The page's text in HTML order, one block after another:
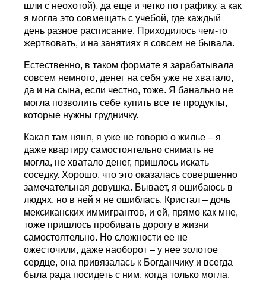
шли с неохотой), да еще и четко по графику, а как
я могла это совмещать с учебой, где каждый
день разное расписание. Приходилось чем-то
жертвовать, и на занятиях я совсем не бывала.
Естественно, в таком формате я зарабатывала
совсем немного, денег на себя уже не хватало,
да и на сына, если честно, тоже. Я банально не
могла позволить себе купить все те продукты,
которые нужны грудничку.
Какая там няня, я уже не говорю о жилье – я
даже квартиру самостоятельно снимать не
могла, не хватало денег, пришлось искать
соседку. Хорошо, что это оказалась совершенно
замечательная девушка. Бывает, я ошибаюсь в
людях, но в ней я не ошиблась. Кристал – дочь
мексиканских иммигрантов, и ей, прямо как мне,
тоже пришлось пробивать дорогу в жизни
самостоятельно. Но сложности ее не
ожесточили, даже наоборот – у нее золотое
сердце, она привязалась к Богданчику и всегда
была рада посидеть с ним, когда только могла.